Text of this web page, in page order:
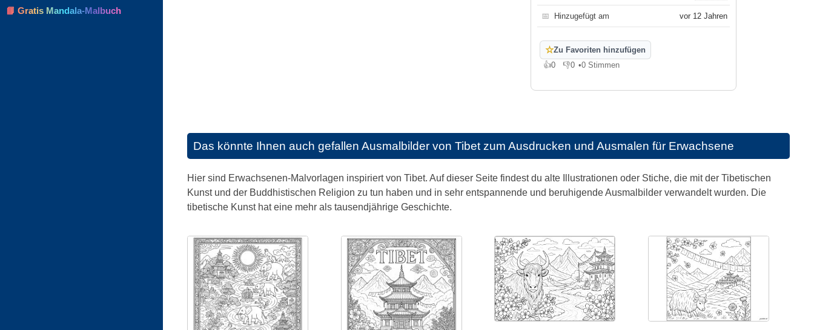
📅 Hinzugefügt am vor 12 Jahren
☆Zu Favoriten hinzufügen
👍0
Gefällt mir
👎0
Gefällt mir nicht
•0 Stimmen
Das könnte Ihnen auch gefallen Ausmalbilder von Tibet zum Ausdrucken und Ausmalen für Erwachsene
Hier sind Erwachsenen-Malvorlagen inspiriert von Tibet. Auf dieser Seite findest du alte Illustrationen oder Stiche, die mit der Tibetischen
Kunst und der Buddhistischen Religion zu tun haben und in sehr entspannende und beruhigende Ausmalbilder verwandelt wurden. Die
tibetische Kunst hat eine mehr als tausendjährige Geschichte.
📘 Gratis Mandala-Malbuch